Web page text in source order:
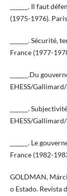
______. Il faut
(1975-1976).
______.
France (1977-
______.Du
EHESS/
______.
EHESS/
______. Le
France (1982-
GOLDMAN,
o Estado. Revista